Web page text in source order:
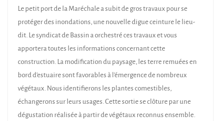
Le petit port de la Maréchale a subit de gros travaux pour se
protéger des inondations, une nouvelle digue ceinture le lieu-
dit. Le syndicat de Bassin a orchestré ces travaux et vous
apportera toutes les informations concernant cette
construction. La modification du paysage, les terre remuées en
bord d'estuaire sont favorables à l'émergence de nombreux
végétaux. Nous identifierons les plantes comestibles,
échangerons sur leurs usages. Cette sortie se clôture par une
dégustation réalisée à partir de végétaux reconnus ensemble.